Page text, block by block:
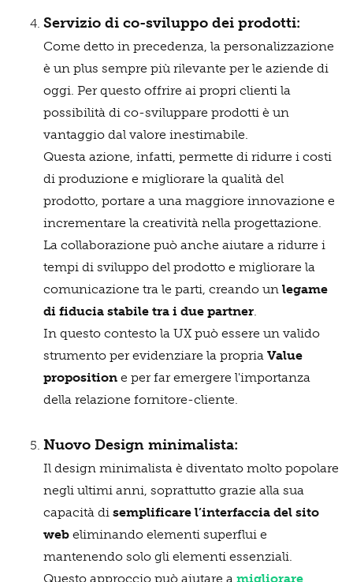
Servizio di co-sviluppo dei prodotti:
Come detto in precedenza, la personalizzazione
è un plus sempre più rilevante per le aziende di
oggi. Per questo offrire ai propri clienti la
possibilità di co-sviluppare prodotti è un
vantaggio dal valore inestimabile.
Questa azione, infatti, permette di ridurre i costi
di produzione e migliorare la qualità del
prodotto, portare a una maggiore innovazione e
incrementare la creatività nella progettazione.
La collaborazione può anche aiutare a ridurre i
tempi di sviluppo del prodotto e migliorare la
comunicazione tra le parti, creando un legame
di fiducia stabile tra i due partner.
In questo contesto la UX può essere un valido
strumento per evidenziare la propria Value
proposition e per far emergere l'importanza
della relazione fornitore-cliente.
Nuovo Design minimalista:
Il design minimalista è diventato molto popolare
negli ultimi anni, soprattutto grazie alla sua
capacità di semplificare l’interfaccia del sito
web eliminando elementi superflui e
mantenendo solo gli elementi essenziali.
Questo approccio può aiutare a migliorare